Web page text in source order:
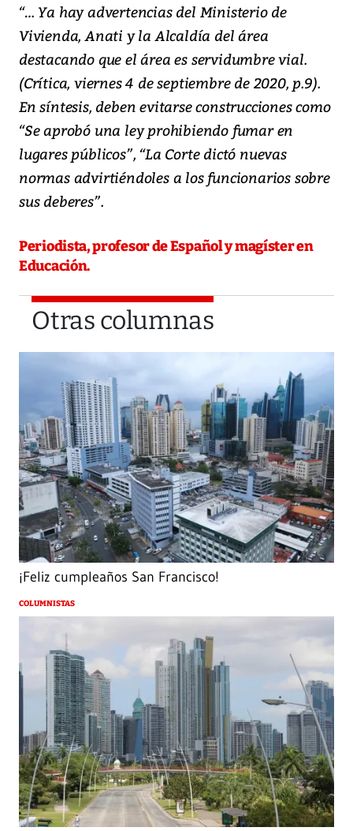
“… Ya hay advertencias del Ministerio de
Vivienda, Anati y la Alcaldía del área
destacando que el área es servidumbre vial.
(Crítica, viernes 4 de septiembre de 2020, p.9).
En síntesis, deben evitarse construcciones como
“Se aprobó una ley prohibiendo fumar en
lugares públicos”, “La Corte dictó nuevas
normas advirtiéndoles a los funcionarios sobre
sus deberes”.
Periodista, profesor de Español y magíster en
Educación.
Otras columnas
¡Feliz cumpleaños San Francisco!
COLUMNISTAS